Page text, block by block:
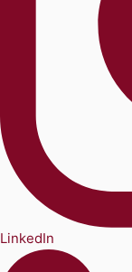
LinkedIn